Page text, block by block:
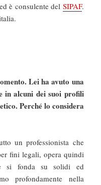
ed è consulente del SIPAF.
Lei ha avuto una
in alcuni dei suoi profili
Perché lo considera
un professionista che
fini legali, opera quindi
si fonda su solidi ed
profondamente nella